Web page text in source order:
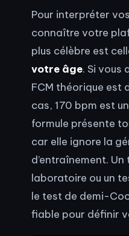
Pour interpréter
connaître votre
plus célèbre est
votre âge. Si vous
FCM théorique est
cas, 170 bpm est
formule présente
car elle ignore la
d’entraînement. Un
laboratoire ou un
le test de demi-
fiable pour définir